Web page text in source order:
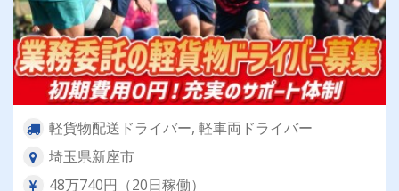
軽貨物配送ドライバー, 軽車両ドライバー
埼玉県新座市
48万740円（20日稼働）